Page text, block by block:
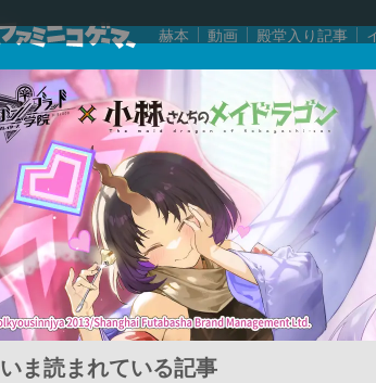
赫本 動画 殿堂入り記事
いま読まれている記事